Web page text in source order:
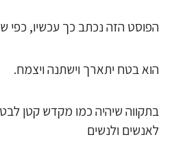
הפוסט הזה נכתב כך עכשיו, כפי
הוא בטח יתארך וישתנה ויצמח.
בתקווה שיהיה כמו מקדש קטן
לאנשים ולנשים